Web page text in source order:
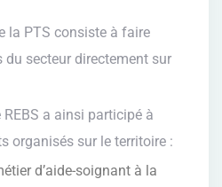
la PTS consiste à faire
du secteur directement sur
a ainsi participé à
organisés sur le territoire :
d’aide-soignant à la